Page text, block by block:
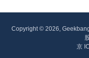
Copyright © 2026,
京